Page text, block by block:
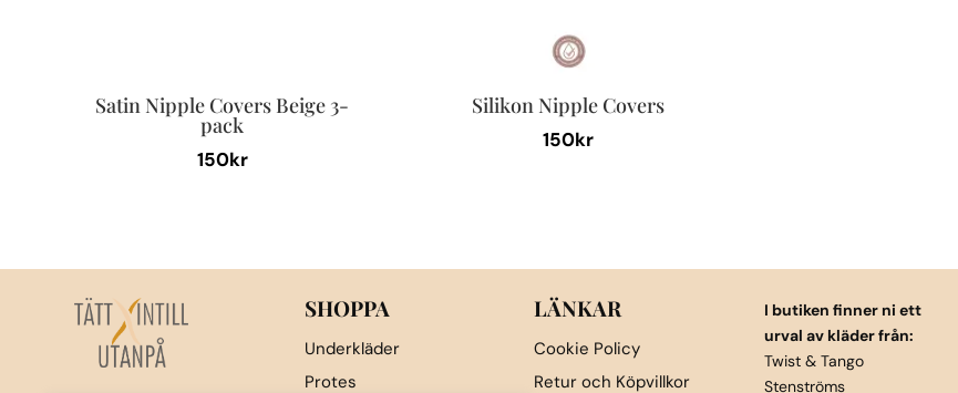
Satin Nipple Covers Beige 3-
pack
150kr
Silikon Nipple Covers
150kr
SHOPPA
Underkläder
Protes
LÄNKAR
Cookie Policy
Retur och Köpvillkor
I butiken finner ni ett
urval av kläder från:
Twist & Tango
Stenströms